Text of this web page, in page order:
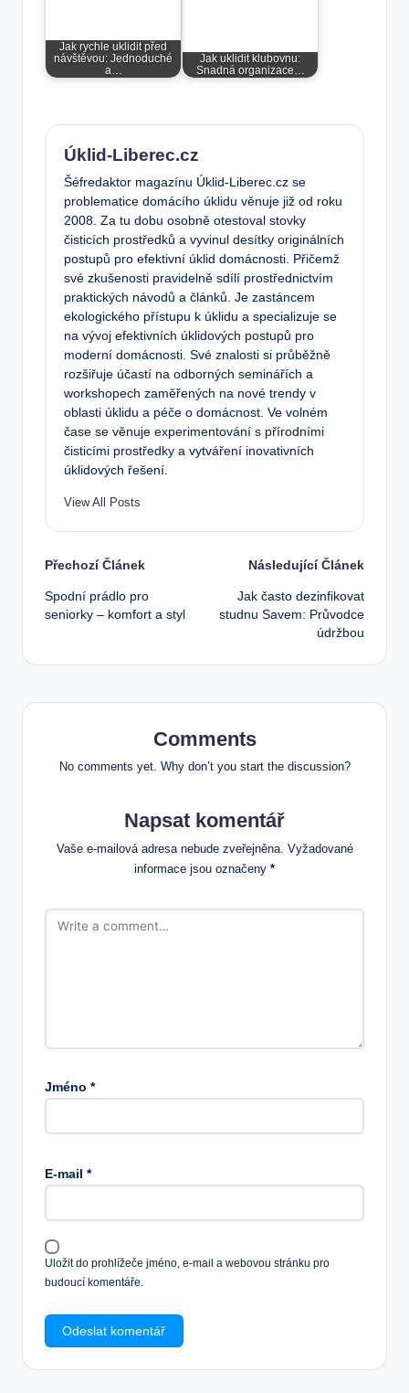
Jak rychle uklidit před
návštěvou: Jednoduché
a…
Jak uklidit klubovnu:
Snadná organizace…
Úklid-Liberec.cz
Šéfredaktor magazínu Úklid-Liberec.cz se
problematice domácího úklidu věnuje již od roku
2008. Za tu dobu osobně otestoval stovky
čisticích prostředků a vyvinul desítky originálních
postupů pro efektivní úklid domácnosti. Přičemž
své zkušenosti pravidelně sdílí prostřednictvím
praktických návodů a článků. Je zastáncem
ekologického přístupu k úklidu a specializuje se
na vývoj efektivních úklidových postupů pro
moderní domácnosti. Své znalosti si průběžně
rozšiřuje účastí na odborných seminářích a
workshopech zaměřených na nové trendy v
oblasti úklidu a péče o domácnost. Ve volném
čase se věnuje experimentování s přírodními
čisticími prostředky a vytváření inovativních
úklidových řešení.
View All Posts
Post
navigation
Přechozí Článek
Spodní prádlo pro
seniorky – komfort a styl
Následující Článek
Jak často dezinfikovat
studnu Savem: Průvodce
údržbou
Comments
No comments yet. Why don’t you start the discussion?
Napsat komentář
Vaše e-mailová adresa nebude zveřejněna. Vyžadované
informace jsou označeny *
Jméno *
E-mail *
Uložit do prohlížeče jméno, e-mail a webovou stránku pro
budoucí komentáře.